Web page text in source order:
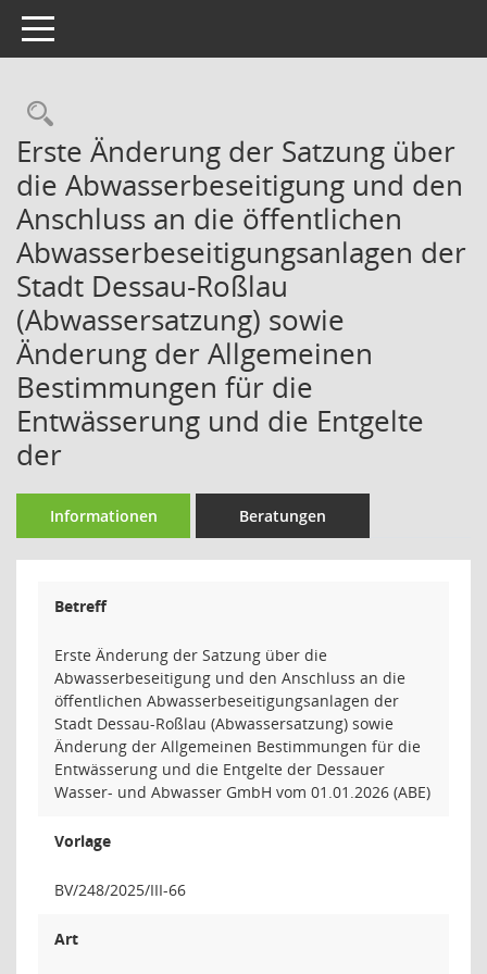
Toggle navigation
Rechercheauswahl
Erste Änderung der Satzung über
die Abwasserbeseitigung und den
Anschluss an die öffentlichen
Abwasserbeseitigungsanlagen der
Stadt Dessau-Roßlau
(Abwassersatzung) sowie
Änderung der Allgemeinen
Bestimmungen für die
Entwässerung und die Entgelte
der
Informationen Beratungen
Betreff
Erste Änderung der Satzung über die
Abwasserbeseitigung und den Anschluss an die
öffentlichen Abwasserbeseitigungsanlagen der
Stadt Dessau-Roßlau (Abwassersatzung) sowie
Änderung der Allgemeinen Bestimmungen für die
Entwässerung und die Entgelte der Dessauer
Wasser- und Abwasser GmbH vom 01.01.2026 (ABE)
Vorlage
BV/248/2025/III-66
Art